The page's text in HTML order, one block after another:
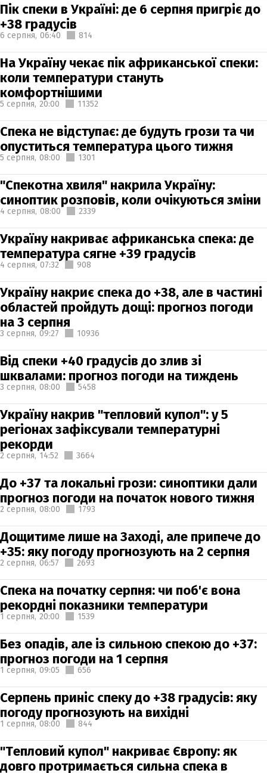
Пік спеки в Україні: де 6 серпня пригріє до
+38 градусів
6 серпня, 06:40 814
На Україну чекає пік африканської спеки:
коли температури стануть
комфортнішими
5 серпня, 20:00 11352
Спека не відступає: де будуть грози та чи
опуститься температура цього тижня
5 серпня, 08:00 1301
"Спекотна хвиля" накрила Україну:
синоптик розповів, коли очікуються зміни
4 серпня, 08:00 2339
Україну накриває африканська спека: де
температура сягне +39 градусів
4 серпня, 07:32 908
Україну накриє спека до +38, але в частині
областей пройдуть дощі: прогноз погоди
на 3 серпня
3 серпня, 09:27 10936
Від спеки +40 градусів до злив зі
шквалами: прогноз погоди на тиждень
3 серпня, 08:00 5458
Україну накрив "тепловий купол": у 5
регіонах зафіксували температурні
рекорди
2 серпня, 14:52 3664
До +37 та локальні грози: синоптики дали
прогноз погоди на початок нового тижня
2 серпня, 08:00 1793
Дощитиме лише на Заході, але припече до
+35: яку погоду прогнозують на 2 серпня
2 серпня, 06:57 2693
Спека на початку серпня: чи поб'є вона
рекордні показники температури
1 серпня, 20:00 1539
Без опадів, але із сильною спекою до +37:
прогноз погоди на 1 серпня
1 серпня, 09:05 656
Серпень приніс спеку до +38 градусів: яку
погоду прогнозують на вихідні
1 серпня, 08:00 844
"Тепловий купол" накриває Європу: як
довго протримається сильна спека в